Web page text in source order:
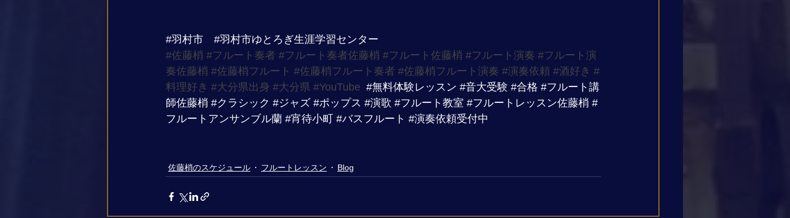
#羽村市
#羽村市ゆとろぎ生涯学習センター
#佐藤梢 #フルート奏者 #フルート奏者佐藤梢 #フルート佐藤梢 #フルート演奏 #フルート演
奏佐藤梢 #佐藤梢フルート #佐藤梢フルート奏者 #佐藤梢フルート演奏 #演奏依頼 #酒好き #
料理好き #大分県出身 #大分県 #YouTube #無料体験レッスン #音大受験 #合格 #フルート講
師佐藤梢 #クラシック #ジャズ #ポップス #演歌 #フルート教室 #フルートレッスン佐藤梢 #
フルートアンサンブル蘭 #宵待小町 #バスフルート #演奏依頼受付中
佐藤梢のスケジュール フルートレッスン Blog